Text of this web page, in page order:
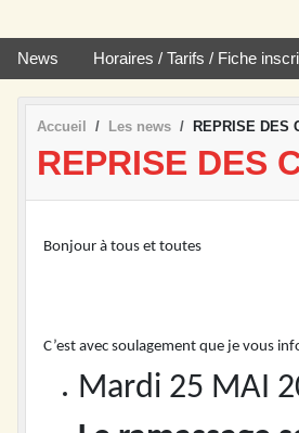
News Horaires / Tarifs / Fiche
Accueil Les news REPRISE DES
REPRISE DES
Bonjour à tous et toutes
C’est avec soulagement que je vous
Mardi 25 MAI